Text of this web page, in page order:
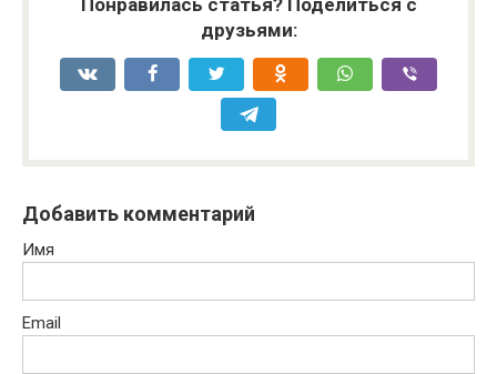
Понравилась статья? Поделиться с
друзьями:
Добавить комментарий
Имя
Email